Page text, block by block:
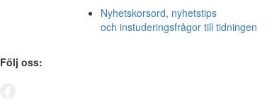
Nyhetskorsord, nyhetstips
och instuderingsfrågor till tidningen
Följ oss: